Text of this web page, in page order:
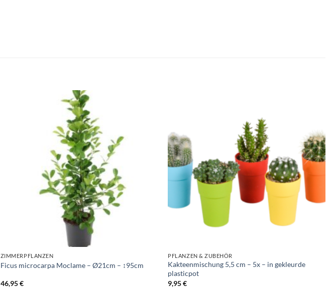
ZIMMERPFLANZEN
Ficus microcarpa Moclame – Ø21cm – ↕95cm
46,95€
PFLANZEN & ZUBEHÖR
Kakteenmischung 5,5 cm – 5x – in gekleurde
plasticpot
9,95€